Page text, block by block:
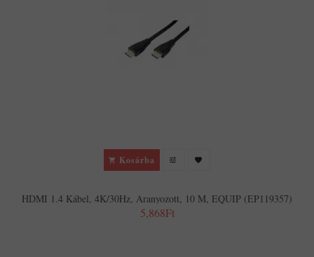
Kosárba
HDMI 1.4 Kábel, 4K/30Hz, Aranyozott, 10 M, EQUIP (EP119357)
5,868Ft